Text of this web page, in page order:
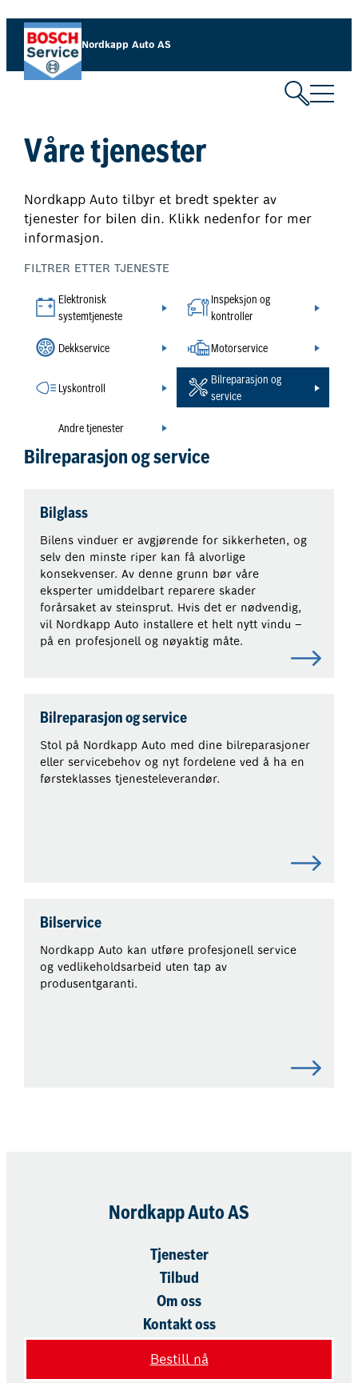
Hopp
innhold
Nordkapp Auto AS
Våre tjenester
Nordkapp Auto tilbyr et bredt spekter av
tjenester for bilen din. Klikk nedenfor for mer
informasjon.
FILTRER ETTER TJENESTE
Elektronisk
systemtjeneste
Inspeksjon og
kontroller
Dekkservice Motorservice
Lyskontroll
Bilreparasjon og
service
Andre tjenester
Bilreparasjon og service
Bilglass
Bilens vinduer er avgjørende for sikkerheten, og
selv den minste riper kan få alvorlige
konsekvenser. Av denne grunn bør våre
eksperter umiddelbart reparere skader
forårsaket av steinsprut. Hvis det er nødvendig,
vil Nordkapp Auto installere et helt nytt vindu –
på en profesjonell og nøyaktig måte.
Bilreparasjon og service
Stol på Nordkapp Auto med dine bilreparasjoner
eller servicebehov og nyt fordelene ved å ha en
førsteklasses tjenesteleverandør.
Bilservice
Nordkapp Auto kan utføre profesjonell service
og vedlikeholdsarbeid uten tap av
produsentgaranti.
Nordkapp Auto AS
Tjenester
Tilbud
Om oss
Kontakt oss
Bestill nå